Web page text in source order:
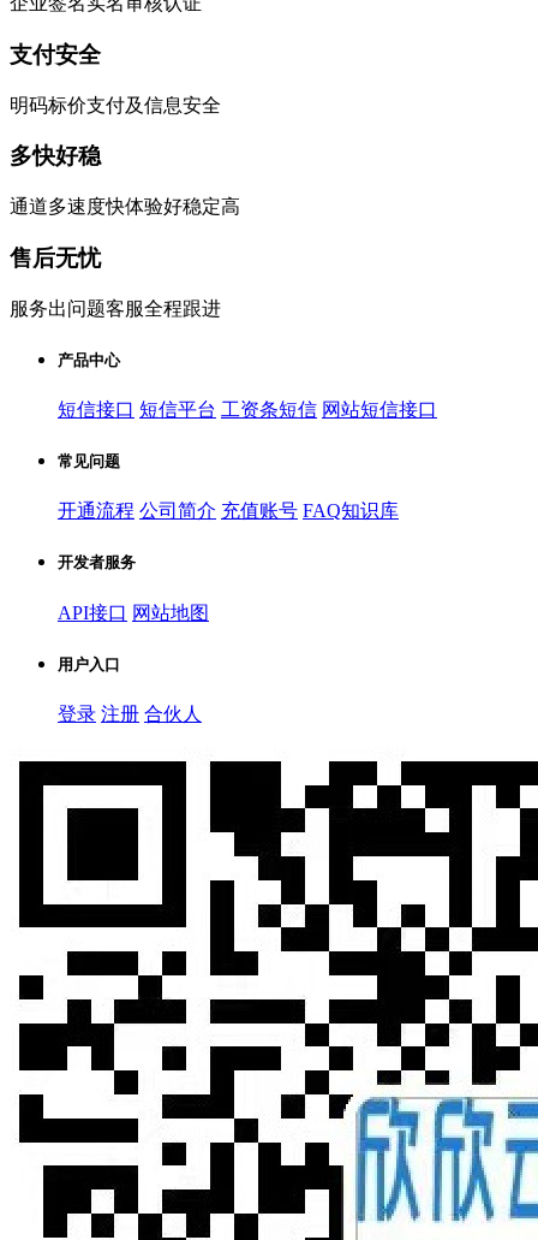
支付安全
明码标价支付及信息安全
多快好稳
通道多速度快体验好稳定高
售后无忧
服务出问题客服全程跟进
产品中心
短信接口 短信平台 工资条短信 网站短信接口
常见问题
开通流程 公司简介 充值账号 FAQ知识库
开发者服务
API接口 网站地图
用户入口
登录 注册 合伙人